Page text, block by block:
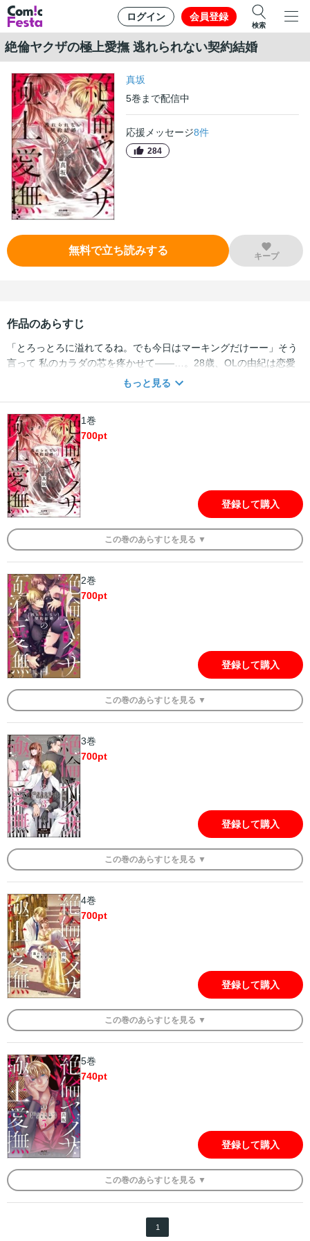
ログイン 会員登録
検索
絶倫ヤクザの極上愛撫 逃れられない契約結婚
真坂
5巻 まで配信中
応援メッセージ8件
284
無料で立ち読みする キープ
作品のあらすじ
「とろっとろに溢れてるね。でも今日はマーキングだけーー」そう
言って 私のカラダの芯を疼かせて――…。28歳、OLの由紀は恋愛
とは縁遠い日々を過ごしていた。そんなある日、飲みの席で知り合
なオーラのある男・京と出会う。京からのデートの誘いに「得体の
知れない男」と警戒しながらも、数年ぶりのときめきを感じてしま
う由紀……。京（ル：かなどめ）の“ある思惑”を知る由もなく、由
紀の運命は大きく変わっていく――…。【極道の組長】×【不感症干
物OL】契約結婚から始まるエモーショナルラブストーリー！
もっと見る
1巻
700pt
登録して購入
この巻のあらすじを 見る ▼
2巻
700pt
登録して購入
この巻のあらすじを 見る ▼
3巻
700pt
登録して購入
この巻のあらすじを 見る ▼
4巻
700pt
登録して購入
この巻のあらすじを 見る ▼
5巻
740pt
登録して購入
この巻のあらすじを 見る ▼
1